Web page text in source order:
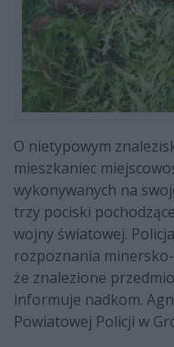
O nietypowym
mieszkaniec
wykonywanych na
trzy pociski
wojny światowej.
rozpoznania
że znalezione
informuje nadkom.
Powiatowej Policji w